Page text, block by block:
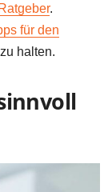
.
für den
halten.